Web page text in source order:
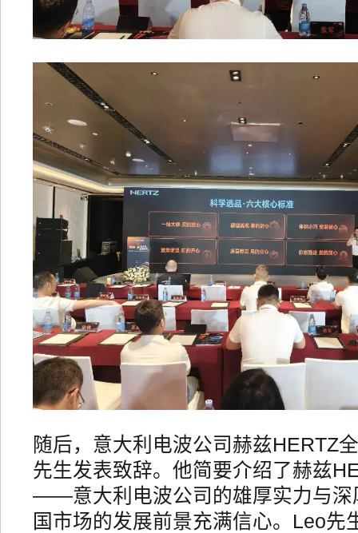
随后，意大利电波公司赫兹HERTZ
先生发表致辞。他简要介绍了赫兹
——意大利电波公司的雄厚实力与深
国市场的发展前景充满信心。Leo先